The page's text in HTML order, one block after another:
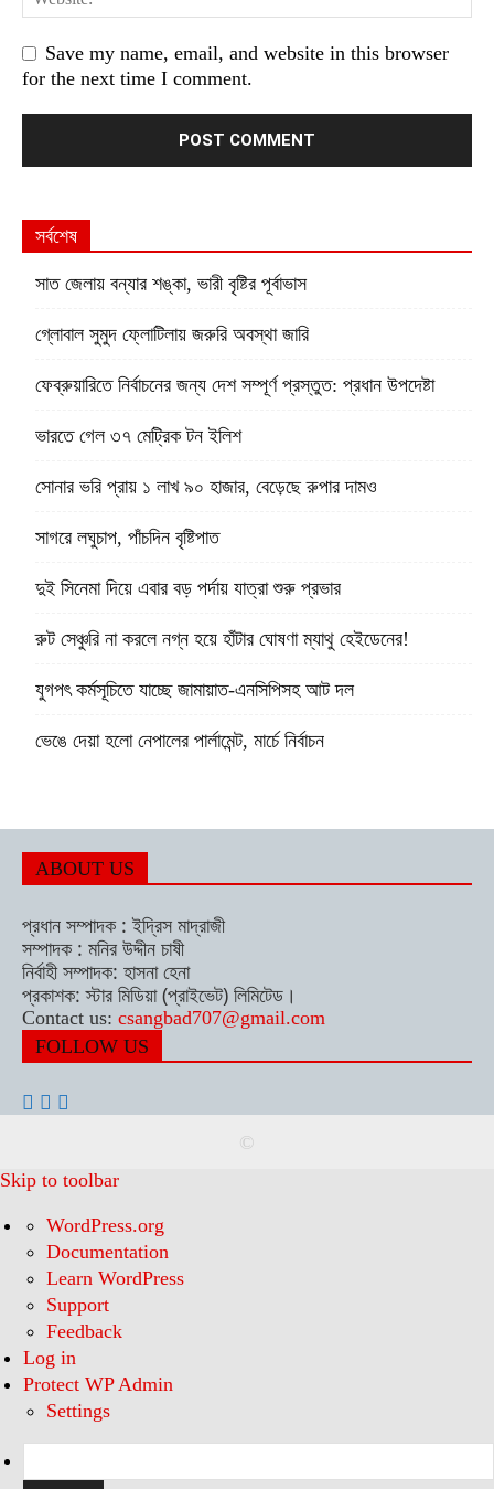
Save my name, email, and website in this browser
for the next time I comment.
সর্বশেষ
সাত জেলায় বন্যার শঙ্কা, ভারী বৃষ্টির পূর্বাভাস
গ্লোবাল সুমুদ ফ্লোটিলায় জরুরি অবস্থা জারি
ফেব্রুয়ারিতে নির্বাচনের জন্য দেশ সম্পূর্ণ প্রস্তুত: প্রধান উপদেষ্টা
ভারতে গেল ৩৭ মেট্রিক টন ইলিশ
সোনার ভরি প্রায় ১ লাখ ৯০ হাজার, বেড়েছে রুপার দামও
সাগরে লঘুচাপ, পাঁচদিন বৃষ্টিপাত
দুই সিনেমা দিয়ে এবার বড় পর্দায় যাত্রা শুরু প্রভার
রুট সেঞ্চুরি না করলে নগ্ন হয়ে হাঁটার ঘোষণা ম্যাথু হেইডেনের!
যুগপৎ কর্মসূচিতে যাচ্ছে জামায়াত-এনসিপিসহ আট দল
ভেঙে দেয়া হলো নেপালের পার্লামেন্ট, মার্চে নির্বাচন
ABOUT US
প্রধান সম্পাদক : ইদ্রিস মাদ্রাজী
সম্পাদক : মনির উদ্দীন চাষী
নির্বাহী সম্পাদক: হাসনা হেনা
প্রকাশক: স্টার মিডিয়া (প্রাইভেট) লিমিটেড।
Contact us: csangbad707@gmail.com
FOLLOW US
©
Skip to toolbar
About
WordPress
WordPress.org
Documentation
Learn WordPress
Support
Feedback
Log in
Protect WP Admin
Settings